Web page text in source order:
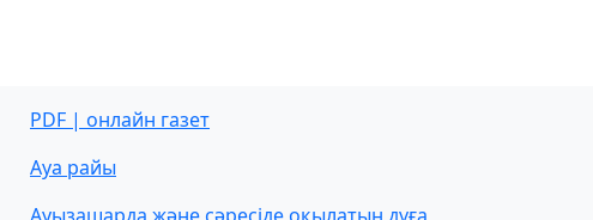
PDF | онлайн газет
Ауа райы